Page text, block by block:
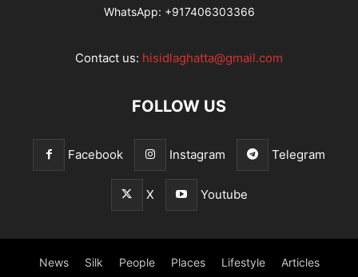
WhatsApp: +917406303366
Contact us: hisidlaghatta@gmail.com
FOLLOW US
Facebook Instagram Telegram
X Youtube
News Silk People Places Lifestyle Articles